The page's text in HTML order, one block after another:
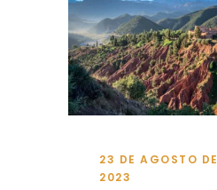
23 DE AGOSTO DE
2023